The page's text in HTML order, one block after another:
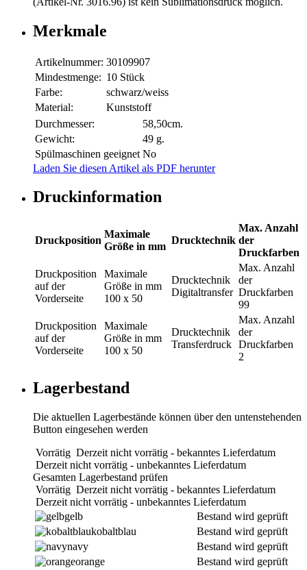
Merkmale
Artikelnummer: 30109907
Mindestmenge: 10 Stück
Farbe:
schwarz/weiss
Material:
Kunststoff
Durchmesser:
58,50cm.
Gewicht:
49 g.
Spülmaschinen geeignet No
Laden Sie diesen Artikel als PDF herunter
Druckinformation
Druckposition
Maximale
Größe in mm
Drucktechnik
Max. Anzahl
der
Druckfarben
Druckposition
auf der
Vorderseite
Maximale
Größe in mm
100 x 50
Drucktechnik
Digitaltransfer
Max. Anzahl
der
Druckfarben
99
Druckposition
auf der
Vorderseite
Maximale
Größe in mm
100 x 50
Drucktechnik
Transferdruck
Max. Anzahl
der
Druckfarben
2
Lagerbestand
Die aktuellen Lagerbestände können über den untenstehenden
Button eingesehen werden
Vorrätig Derzeit nicht vorrätig - bekanntes Lieferdatum
Derzeit nicht vorrätig - unbekanntes Lieferdatum
Gesamten Lagerbestand prüfen
Vorrätig Derzeit nicht vorrätig - bekanntes Lieferdatum
Derzeit nicht vorrätig - unbekanntes Lieferdatum
gelb
Bestand wird geprüft
kobaltblau
Bestand wird geprüft
navy
Bestand wird geprüft
orange
Bestand wird geprüft